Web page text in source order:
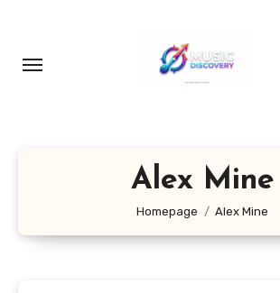
contenuto
Alex Mine
Homepage Alex Mine